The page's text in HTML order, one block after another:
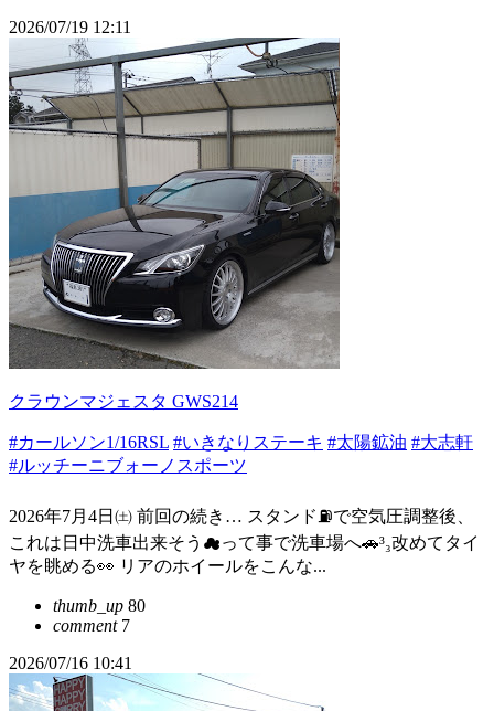
2026/07/19 12:11
クラウンマジェスタ GWS214
#カールソン1/16RSL #いきなりステーキ #太陽鉱油 #大志軒
#ルッチーニブォーノスポーツ
2026年7月4日㈯ 前回の続き… スタンド⛽で空気圧調整後、
これは日中洗車出来そう☁って事で洗車場へ🚗³₃改めてタイ
ヤを眺める👀 リアのホイールをこんな...
thumb_up 80
comment7
2026/07/16 10:41